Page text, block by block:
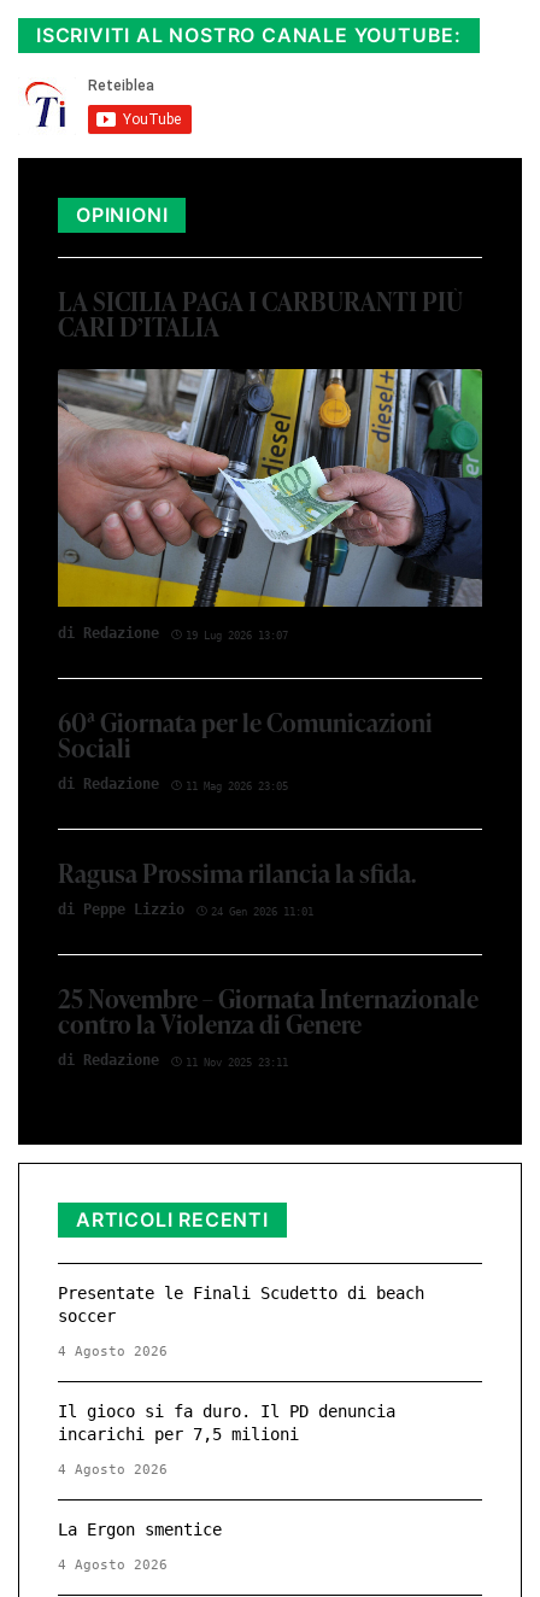
ISCRIVITI AL NOSTRO CANALE YOUTUBE:
OPINIONI
LA SICILIA PAGA I CARBURANTI PIÙ
CARI D’ITALIA
di Red­azio­ne 19 Lug 2026 13:07
60ª Giornata per le Comunicazioni
Sociali
di Red­azio­ne 11 Mag 2026 23:05
Ragusa Prossima rilancia la sfida.
di Peppe Li­z­zio 24 Gen 2026 11:01
25 Novembre – Giornata Internazionale
contro la Violenza di Genere
di Red­azio­ne 11 Nov 2025 23:11
ARTICOLI RECENTI
Presentate le Finali Scudetto di beach
soccer
4 Agosto 2026
Il gioco si fa duro. Il PD denuncia
incarichi per 7,5 milioni
4 Agosto 2026
La Ergon smentice
4 Agosto 2026